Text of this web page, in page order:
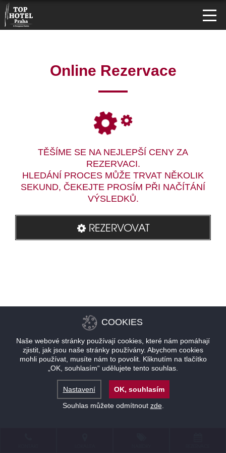
Online Rezervace
TĚŠÍME SE NA NEJLEPŠÍ CENY ZA
REZERVACI.
HLEDÁNÍ PROCES MŮŽE TRVAT NĚKOLIK
SEKUND, ČEKEJTE PROSÍM PŘI NAČÍTÁNÍ
VÝSLEDKŮ.
REZERVOVAT
COOKIES
Naše webové stránky používají cookies, které nám pomáhají
zjistit, jak jsou naše stránky používány. Abychom cookies
mohli používat, musíte nám to povolit. Kliknutím na tlačítko
„OK, souhlasím“ udělujete tento souhlas.
Nastavení
OK, souhlasím
Souhlas můžete odmítnout zde.